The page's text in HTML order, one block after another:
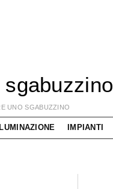
UNO SGABUZZINO
IMPIANTI